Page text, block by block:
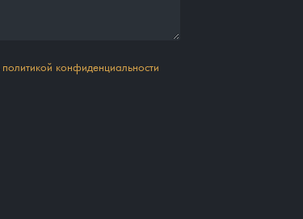
политикой конфиденциальности